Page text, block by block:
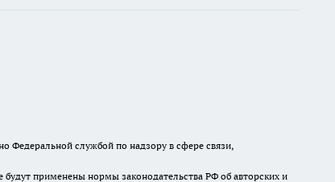
Федеральной службой по надзору в сфере связи,
будут применены нормы законодательства РФ об авторских и